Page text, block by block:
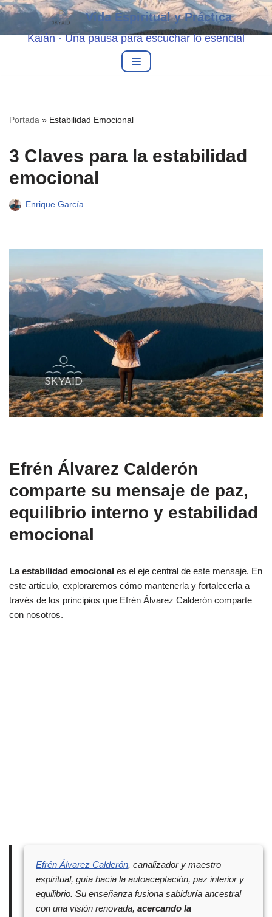
Saltar
Vida Espiritual y Práctica
Kaián · Una pausa para escuchar lo esencial
Portada » Estabilidad Emocional
3 Claves para la estabilidad
emocional
Enrique García
Efrén Álvarez Calderón
comparte su mensaje de paz,
equilibrio interno y estabilidad
emocional
La estabilidad emocional es el eje central de este mensaje. En
este artículo, exploraremos cómo mantenerla y fortalecerla a
través de los principios que Efrén Álvarez Calderón comparte
con nosotros.
Efrén Álvarez Calderón, canalizador y maestro
espiritual, guía hacia la autoaceptación, paz interior y
equilibrio. Su enseñanza fusiona sabiduría ancestral
con una visión renovada, acercando la